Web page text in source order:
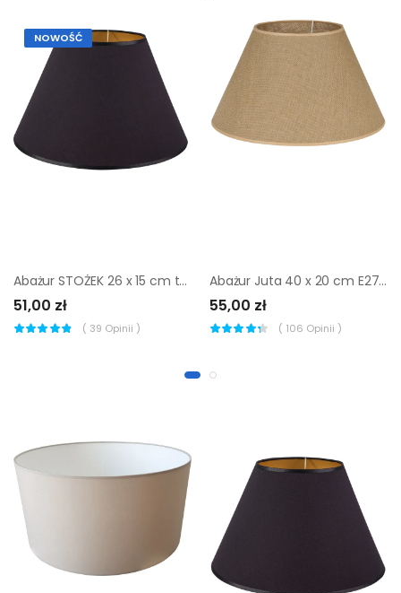
NOWOŚĆ
Abażur STOŻEK 26 x 15 cm tkanina czarno-złoty E27
51,00 zł
( 39 Opinii )
Abażur Juta 40 x 20 cm E27 Art Abażur
55,00 zł
( 106 Opinii )